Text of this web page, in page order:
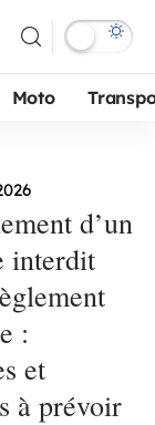
Moto
d’un
interdit
:
et
à prévoir